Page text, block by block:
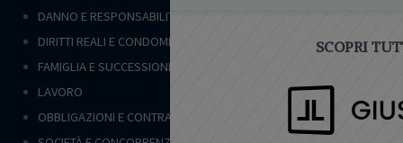
SCOPRI
i
ARBITRATO
DANNO E RESPONSABILITÀ
DIRITTI REALI E CONDOMINIO
FAMIGLIA E SUCCESSIONI
LAVORO
OBBLIGAZIONI E CONTRATTI